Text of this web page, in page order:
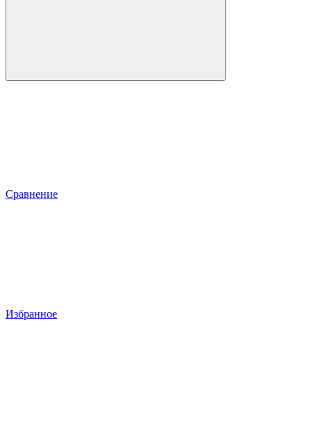
Сравнение
Избранное